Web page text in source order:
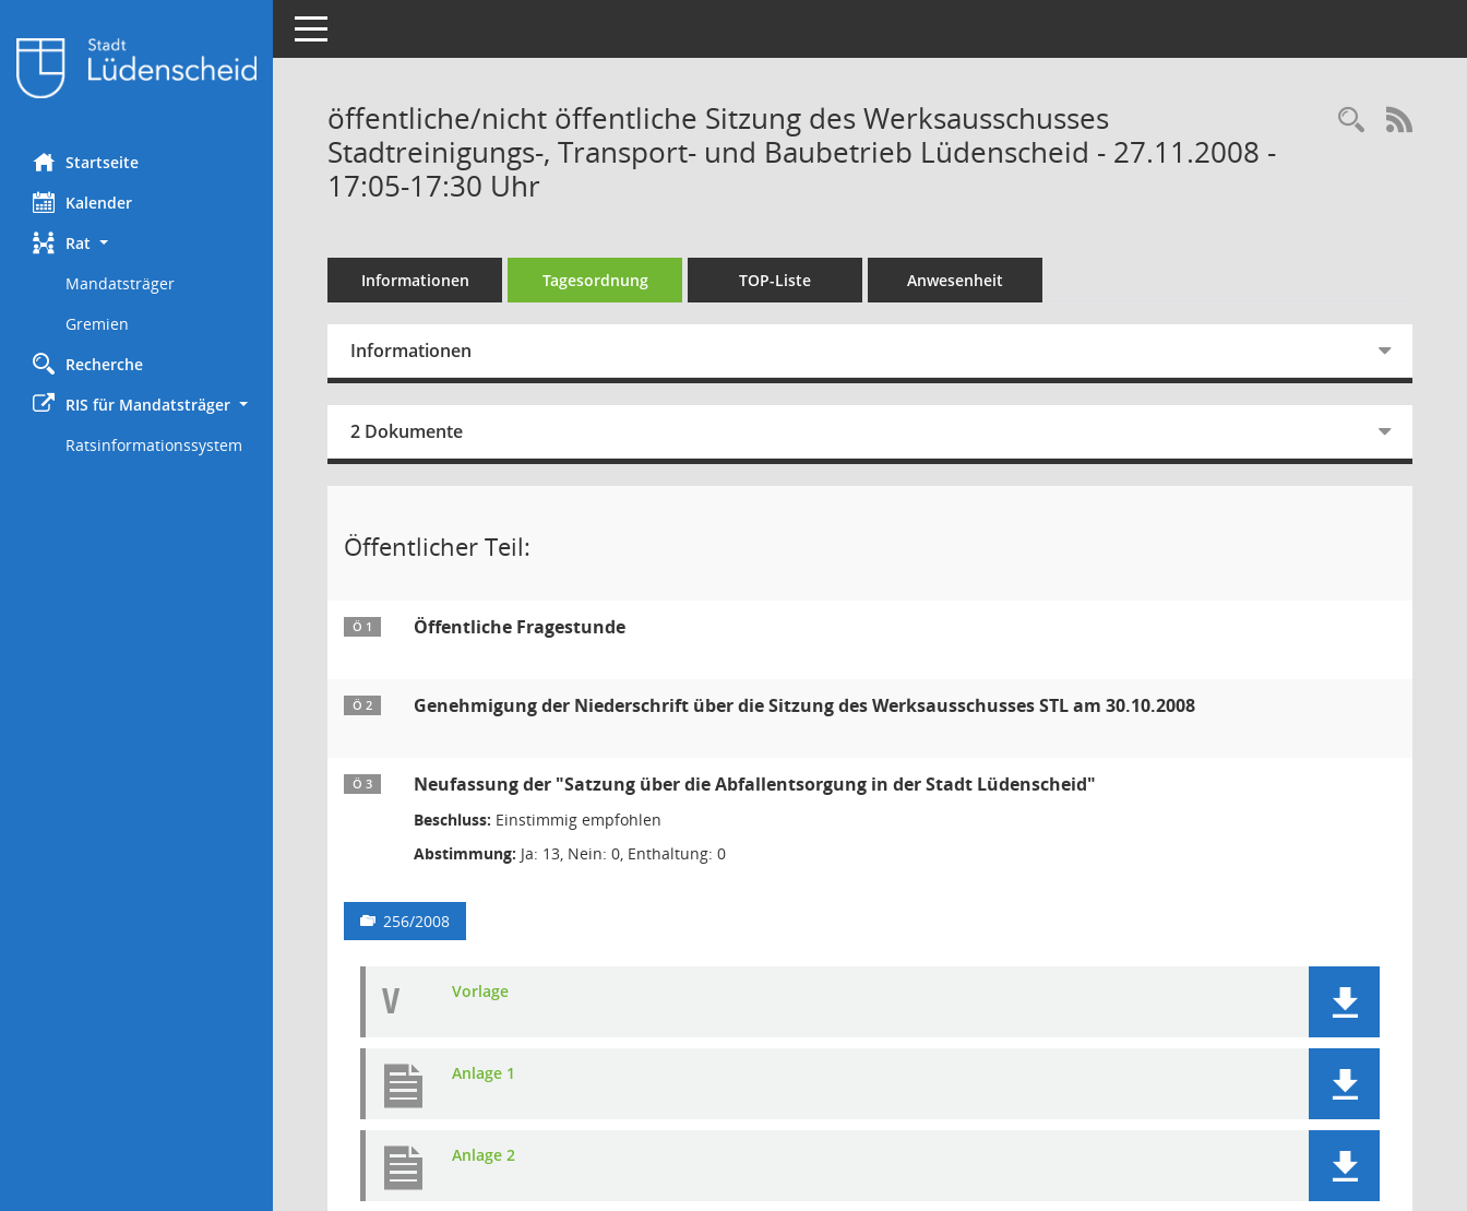
Startseite
Kalender
Rat
Mandatsträger
Gremien
Recherche
RIS für Mandatsträger
Ratsinformationssystem
Toggle navigation
öffentliche/nicht öffentliche Sitzung des Werksausschusses
Stadtreinigungs-, Transport- und Baubetrieb Lüdenscheid - 27.11.2008 -
17:05-17:30 Uhr
Informationen Tagesordnung TOP-Liste Anwesenheit
Informationen
2 Dokumente
Öffentlicher Teil:
Ö 1 Öffentliche Fragestunde
Ö 2 Genehmigung der Niederschrift über die Sitzung des Werksausschusses STL am 30.10.2008
Ö 3 Neufassung der "Satzung über die Abfallentsorgung in der Stadt Lüdenscheid"
Beschluss: Einstimmig empfohlen
Abstimmung: Ja: 13, Nein: 0, Enthaltung: 0
256/2008
V Vorlage
Anlage 1
Anlage 2